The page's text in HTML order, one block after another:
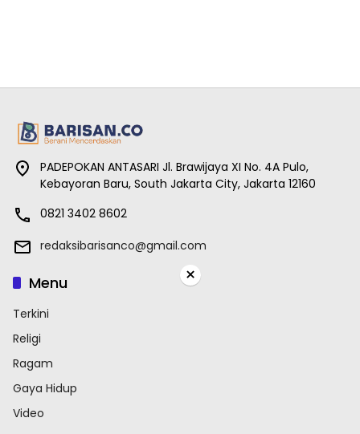
PADEPOKAN ANTASARI Jl. Brawijaya XI No. 4A Pulo,
Kebayoran Baru, South Jakarta City, Jakarta 12160
0821 3402 8602
redaksibarisanco@gmail.com
Menu
Terkini
Religi
Ragam
Gaya Hidup
Video
×